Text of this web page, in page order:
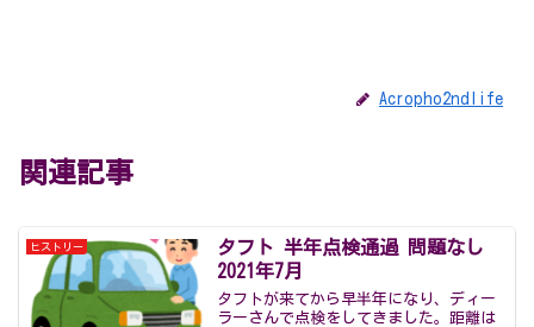
Acropho2ndlife
関連記事
ヒストリー
タフト 半年点検通過 問題なし
2021年7月
タフトが来てから早半年になり、ディー
ラーさんで点検をしてきました。距離は